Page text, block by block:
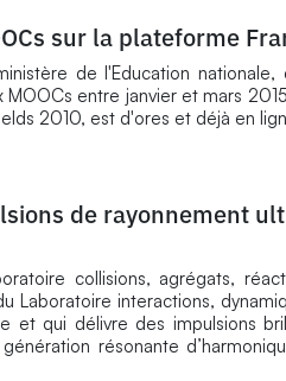
sur la plateforme
de l'Education
entre janvier et mars
2010, est d'ores et déjà en
de rayonnement
collisions, agrégats,
Laboratoire interactions,
et qui délivre des impulsions
résonante